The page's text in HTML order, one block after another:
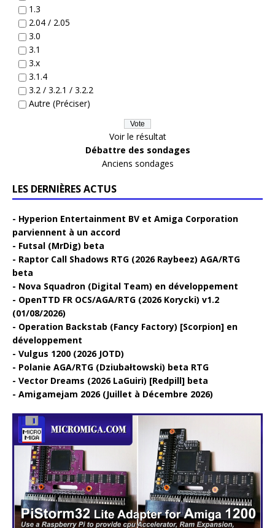
1.3
2.04 / 2.05
3.0
3.1
3.x
3.1.4
3.2 / 3.2.1 / 3.2.2
Autre (Préciser)
Voir le résultat
Débattre des sondages
Anciens sondages
LES DERNIÈRES ACTUS
Hyperion Entertainment BV et Amiga Corporation
parviennent à un accord
Futsal (MrDig) beta
Raptor Call Shadows RTG (2026 Raybeez) AGA/RTG
beta
Nova Squadron (Digital Team) en développement
OpenTTD FR OCS/AGA/RTG (2026 Korycki) v1.2
(01/08/2026)
Operation Backstab (Fancy Factory) [Scorpion] en
développement
Vulgus 1200 (2026 JOTD)
Polanie AGA/RTG (Dziubałtowski) beta RTG
Vector Dreams (2026 LaGuiri) [Redpill] beta
Amigamejam 2026 (Juillet à Décembre 2026)